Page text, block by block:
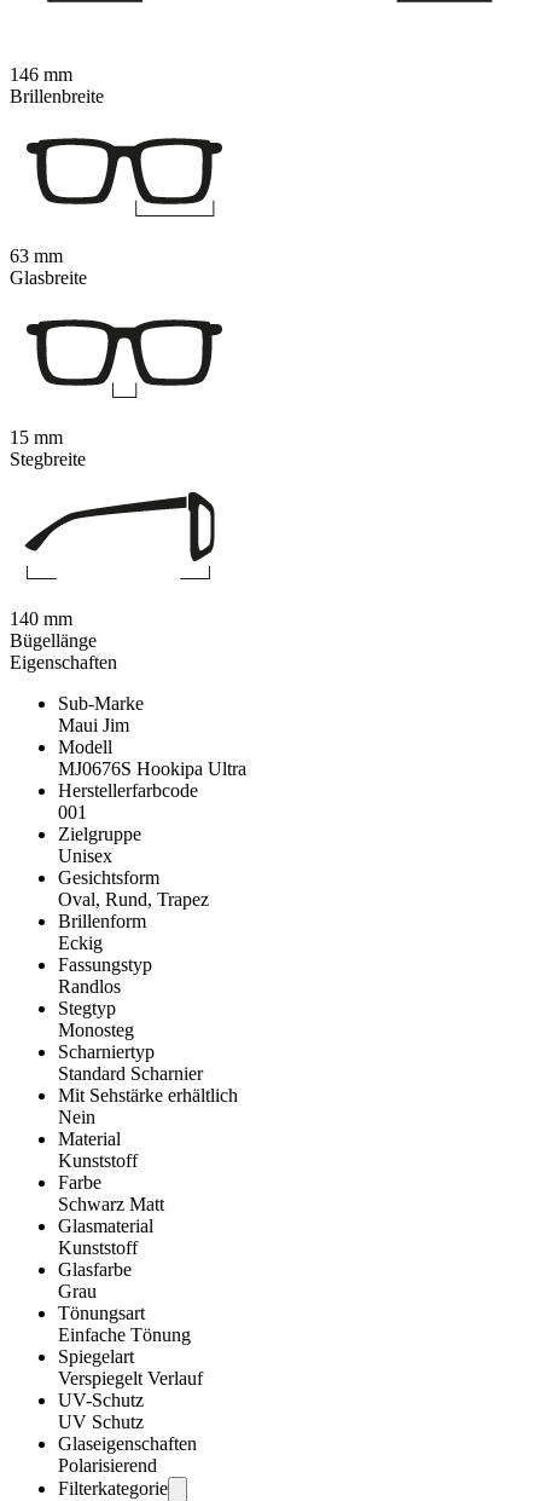
Eigenschaften
Sub-Marke
Maui Jim
Modell
MJ0676S Hookipa Ultra
Herstellerfarbcode
001
Zielgruppe
Unisex
Gesichtsform
Oval, Rund, Trapez
Brillenform
Eckig
Fassungstyp
Randlos
Stegtyp
Monosteg
Scharniertyp
Standard Scharnier
Mit Sehstärke erhältlich
Nein
Material
Kunststoff
Farbe
Schwarz Matt
Glasmaterial
Kunststoff
Glasfarbe
Grau
Tönungsart
Einfache Tönung
Spiegelart
Verspiegelt Verlauf
UV-Schutz
UV Schutz
Glaseigenschaften
Polarisierend
Filterkategorie
146 mm
Brillenbreite
63 mm
Glasbreite
15 mm
Stegbreite
140 mm
Bügellänge